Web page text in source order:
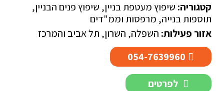
קטגוריה: שיפוץ מעטפת בניין, שיפוץ פנים הבניין,
תוספות בנייה, מרפסות וממ"דים
אזור פעילות: השפלה, השרון, תל אביב והמרכז
054-7639960
לפרטים